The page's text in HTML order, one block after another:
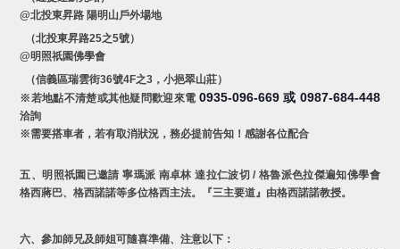
@北投東昇路 陽明山戶外場地
（北投東昇路25之5號）
@明照祇園佛學會
（信義區瑞雲街36號4F之3，小挹翠山莊）
※若地點不清楚或其他疑問歡迎來電 0935-096-669 或 0987-684-448
洽詢
※需要搭車者，若有取消狀況，務必提前告知！感謝各位配合
五、明照祇園已邀請 寧瑪派 南卓林 達拉仁波切 / 格魯派色拉傑遍知佛學會
格西蔣巴、格西諾諾等多位格西主法。『三主要道』由格西諾諾教授。
六、參加師兄及師姐可隨喜準備、注意以下：